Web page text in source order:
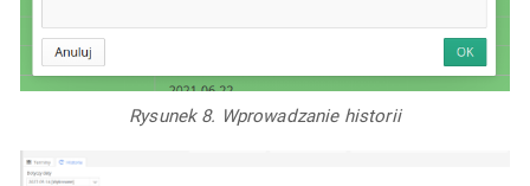
Rysunek 8. Wprowadzanie historii